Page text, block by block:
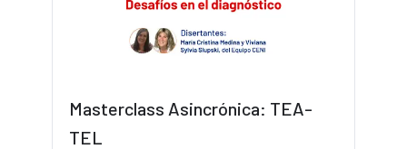
Masterclass Asincrónica: TEA-
TEL